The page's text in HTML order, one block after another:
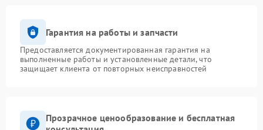
Гарантия на работы и запчасти
Предоставляется документированная гарантия на
выполненные работы и установленные детали, что
защищает клиента от повторных неисправностей
Прозрачное ценообразование и бесплатная